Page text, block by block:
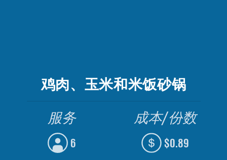
鸡肉、玉米和米饭砂锅
服务
6
成本/份数
$0.89